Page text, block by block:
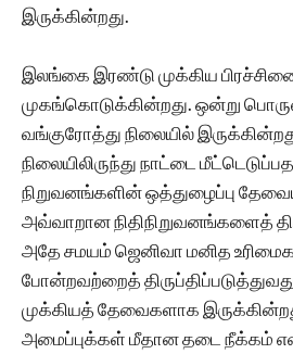
இருக்கின்றது.
இலங்கை இரண்டு முக்கிய
முகங்கொடுக்கின்றது. ஒன்று
வங்குரோத்து நிலையில்
நிலையிலிருந்து நாட்டை
நிறுவனங்களின் ஒத்துழைப்பு
அவ்வாறான நிதிநிறுவனங்களைத்
அதே சமயம் ஜெனிவா மனித
போன்றவற்றைத்
முக்கியத் தேவைகளாக
அமைப்புக்கள் மீதான தடை நீக்கம்